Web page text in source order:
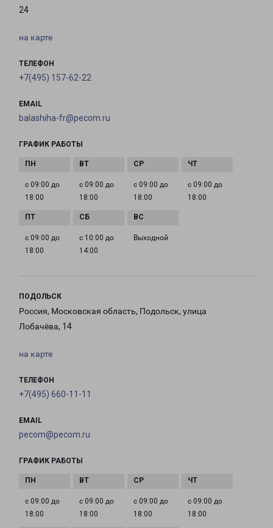
24
на карте
ТЕЛЕФОН
+7(495) 157-62-22
EMAIL
balashiha-fr@pecom.ru
ГРАФИК РАБОТЫ
с 09:00 до
18:00
с 09:00 до
18:00
с 09:00 до
18:00
с 09:00 до
18:00
с 09:00 до
18:00
с 10:00 до
14:00
Выходной
ПОДОЛЬСК
Россия, Московская область, Подольск, улица
Лобачёва, 14
на карте
ТЕЛЕФОН
+7(495) 660-11-11
EMAIL
pecom@pecom.ru
ГРАФИК РАБОТЫ
с 09:00 до
18:00
с 09:00 до
18:00
с 09:00 до
18:00
с 09:00 до
18:00